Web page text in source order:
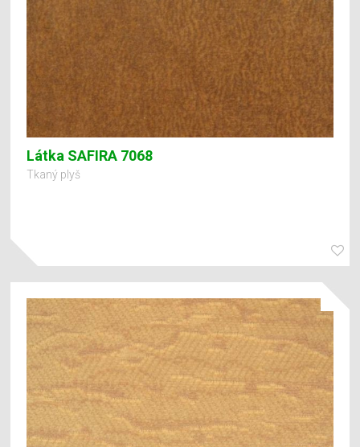
Látka SAFIRA 7068
Tkaný plyš